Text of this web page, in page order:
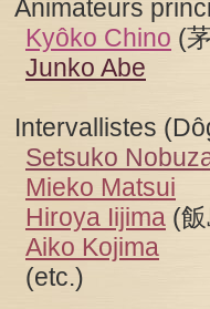
Animateurs
Kyôko Chino (
Junko Abe
Intervallistes
Setsuko
Mieko Matsui
Hiroya Iijima (
Aiko Kojima
(etc.)